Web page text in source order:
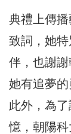
典禮上傳
致詞，她
伴，也謝
她有追夢的
此外，為
憶，朝陽